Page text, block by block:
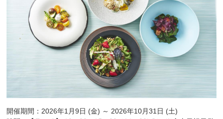
開催期間：2026年1月9日 (金) ～ 2026年10月31日 (土)